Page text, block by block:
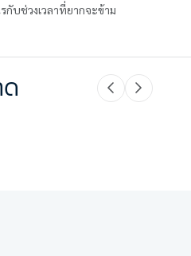
กับช่วงเวลาที่ยากจะข้าม